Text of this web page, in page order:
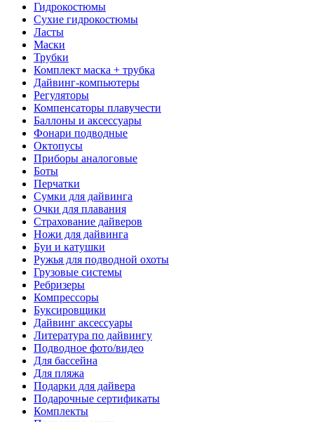
Гидрокостюмы
Сухие гидрокостюмы
Ласты
Маски
Трубки
Комплект маска + трубка
Дайвинг-компьютеры
Регуляторы
Компенсаторы плавучести
Баллоны и аксессуары
Фонари подводные
Октопусы
Приборы аналоговые
Боты
Перчатки
Сумки для дайвинга
Очки для плавания
Страхование дайверов
Ножи для дайвинга
Буи и катушки
Ружья для подводной охоты
Грузовые системы
Ребризеры
Компрессоры
Буксировщики
Дайвинг аксессуары
Литература по дайвингу
Подводное фото/видео
Для бассейна
Для пляжа
Подарки для дайвера
Подарочные сертификаты
Комплекты